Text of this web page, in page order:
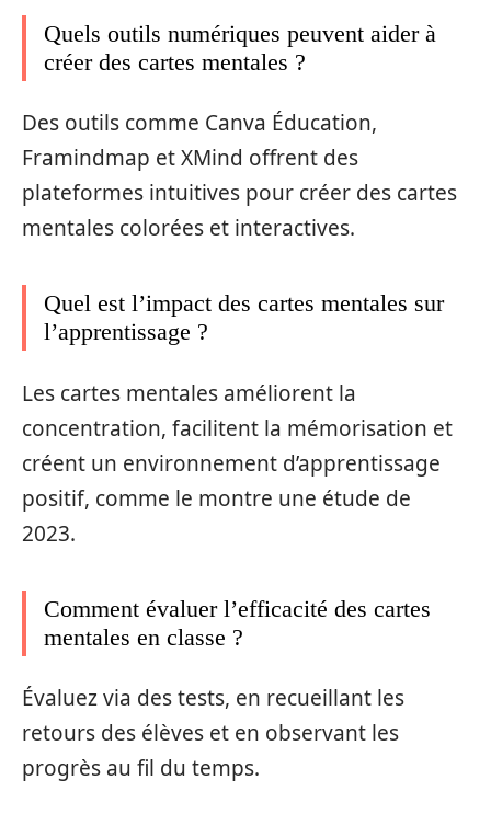
Quels outils numériques peuvent aider à
créer des cartes mentales ?
Des outils comme Canva Éducation,
Framindmap et XMind offrent des
plateformes intuitives pour créer des cartes
mentales colorées et interactives.
Quel est l’impact des cartes mentales sur
l’apprentissage ?
Les cartes mentales améliorent la
concentration, facilitent la mémorisation et
créent un environnement d’apprentissage
positif, comme le montre une étude de
2023.
Comment évaluer l’efficacité des cartes
mentales en classe ?
Évaluez via des tests, en recueillant les
retours des élèves et en observant les
progrès au fil du temps.